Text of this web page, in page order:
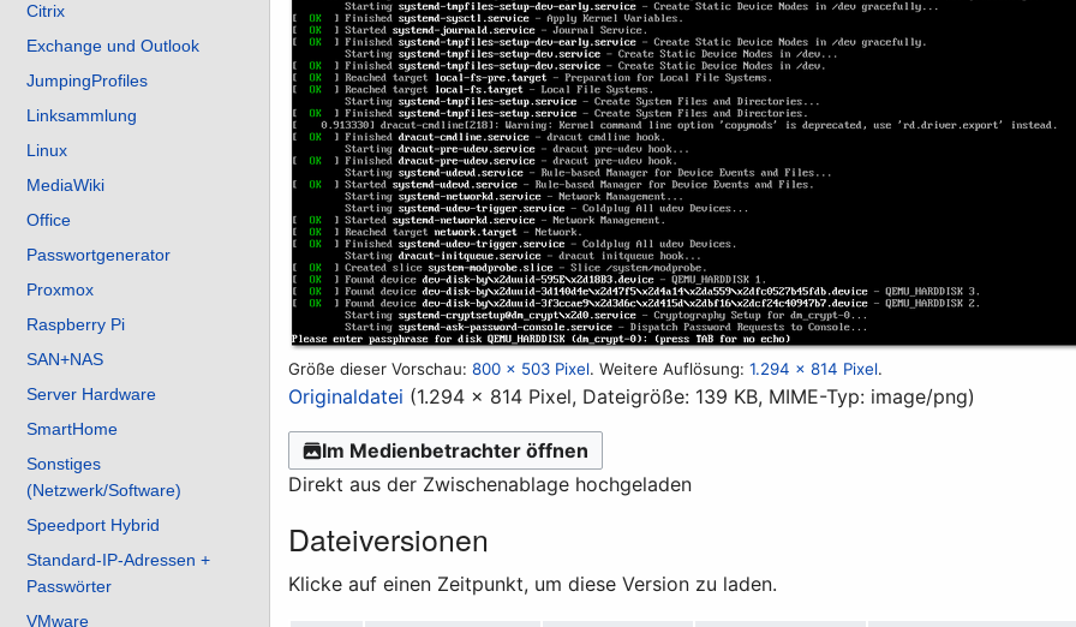
Citrix
Exchange und Outlook
JumpingProfiles
Linksammlung
Linux
MediaWiki
Office
Passwortgenerator
Proxmox
Raspberry Pi
SAN+NAS
Server Hardware
SmartHome
Sonstiges
(Netzwerk/Software)
Speedport Hybrid
Standard-IP-Adressen +
Passwörter
VMware
Größe dieser Vorschau:800 × 503 Pixel.Weitere Auflösung:1.294 × 814 Pixel.
Originaldatei (1.294 × 814 Pixel, Dateigröße: 139 KB, MIME-Typ: image/png)
Im Medienbetrachter öffnen
Direkt aus der Zwischenablage hochgeladen
Dateiversionen
Klicke auf einen Zeitpunkt, um diese Version zu laden.